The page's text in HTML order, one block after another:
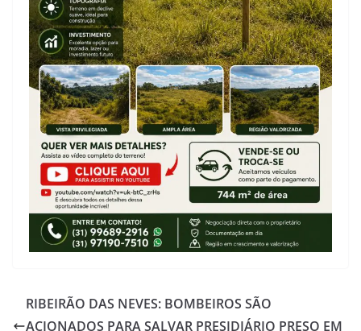
RIBEIRÃO DAS NEVES: BOMBEIROS SÃO
ACIONADOS PARA SALVAR PRESIDIÁRIO PRESO EM